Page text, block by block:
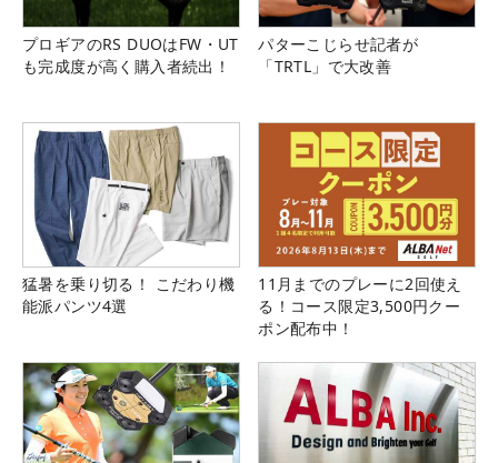
プロギアのRS DUOはFW・UT
も完成度が高く購入者続出！
パターこじらせ記者が
「TRTL」で大改善
猛暑を乗り切る！ こだわり機
能派パンツ4選
11月までのプレーに2回使え
る！コース限定3,500円クー
ポン配布中！